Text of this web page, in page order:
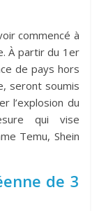
commencé à
À partir du 1er
de pays hors
seront soumis
l’explosion du
qui vise
Temu, Shein
de 3